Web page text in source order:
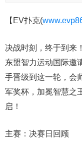
【EV扑克(
决战时刻，终于到来
东盟智力运动国际邀
手晋级到这一轮，
军奖杯，加冕智慧之
启！
主赛：决赛日回顾